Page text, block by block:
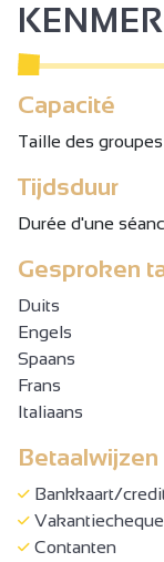
Capacité
Taille des
Tijdsduur
Durée d'une
Gesproken
Duits
Engels
Spaans
Frans
Italiaans
Betaalwijzen
Bankkaart/
Contanten